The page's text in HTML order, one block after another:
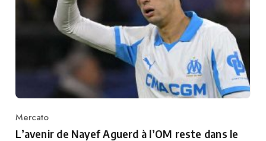
Category
Mercato
L’avenir de Nayef Aguerd à l’OM reste dans le